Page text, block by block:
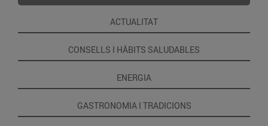
ACTUALITAT
CONSELLS I HÀBITS SALUDABLES
ENERGIA
GASTRONOMIA I TRADICIONS